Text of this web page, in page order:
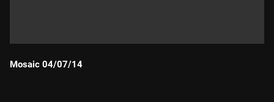
Mosaic 04/07/14